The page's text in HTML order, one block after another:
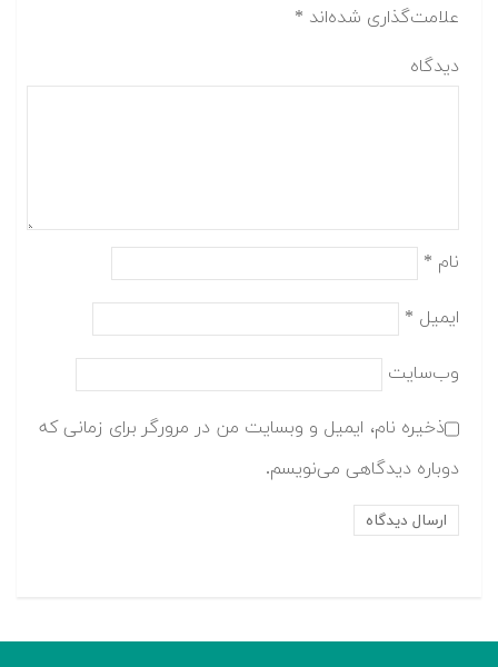
علامت‌گذاری شده‌اند *
دیدگاه
نام *
ایمیل *
وب‌سایت
ذخیره نام، ایمیل و وبسایت من در مرورگر برای زمانی که
دوباره دیدگاهی می‌نویسم.